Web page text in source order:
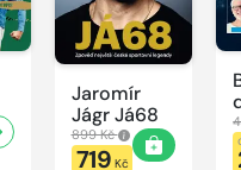
Jaromír
Jágr Já68
899 Kč
719 Kč